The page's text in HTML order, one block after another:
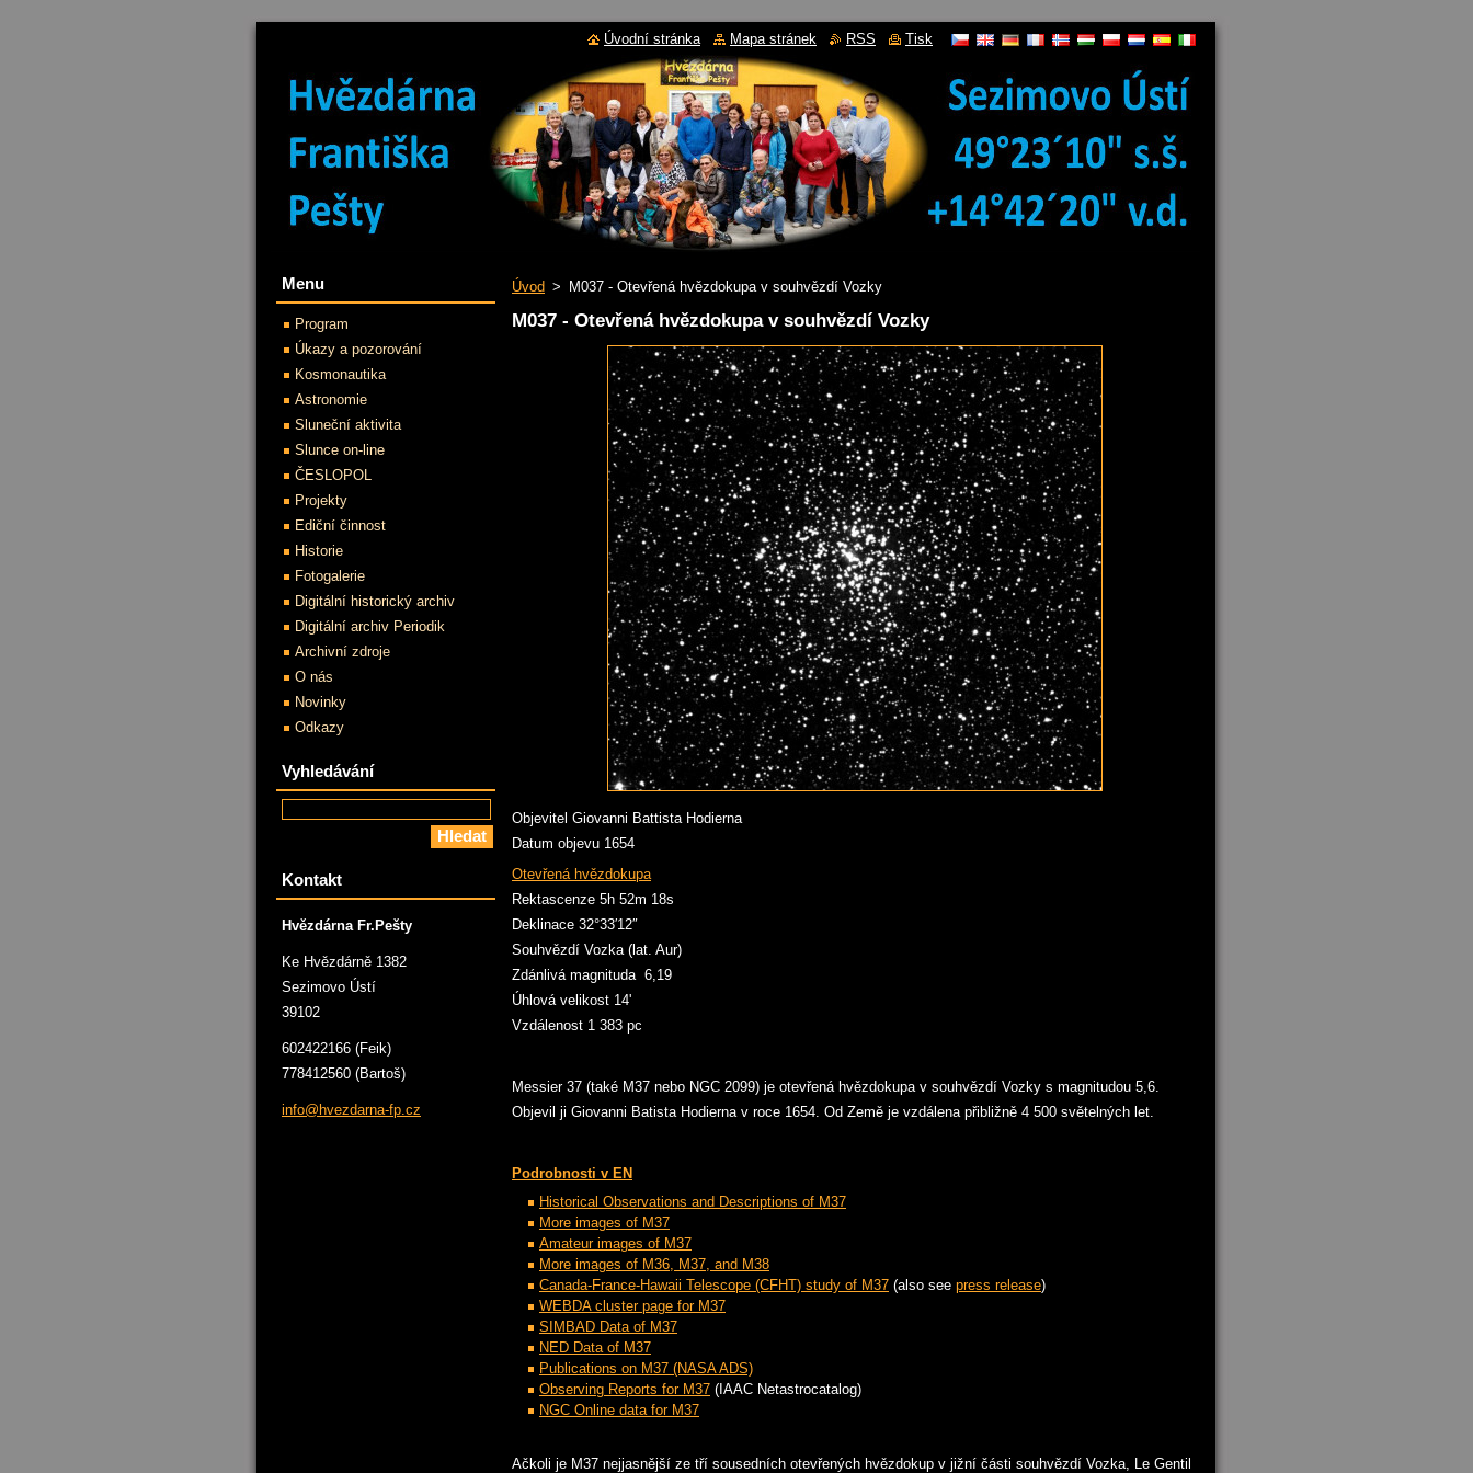
Úvod > M037 - Otevřená hvězdokupa v souhvězdí Vozky
M037 - Otevřená hvězdokupa v souhvězdí Vozky
Objevitel Giovanni Battista Hodierna
Datum objevu 1654
Otevřená hvězdokupa
Rektascenze 5h 52m 18s
Deklinace 32°33′12″
Souhvězdí Vozka (lat. Aur)
Zdánlivá magnituda 6,19
Úhlová velikost 14'
Vzdálenost 1 383 pc
Messier 37 (také M37 nebo NGC 2099) je otevřená hvězdokupa v souhvězdí Vozky s magnitudou 5,6.
Objevil ji Giovanni Batista Hodierna v roce 1654. Od Země je vzdálena přibližně 4 500 světelných let.
Podrobnosti v EN
Historical Observations and Descriptions of M37
More images of M37
Amateur images of M37
More images of M36, M37, and M38
Canada-France-Hawaii Telescope (CFHT) study of M37 (also see press release)
WEBDA cluster page for M37
SIMBAD Data of M37
NED Data of M37
Publications on M37 (NASA ADS)
Observing Reports for M37 (IAAC Netastrocatalog)
NGC Online data for M37
Ačkoli je M37 nejjasnější ze tří sousedních otevřených hvězdokup v jižní části souhvězdí Vozka, Le Gentil
Menu
Program
Úkazy a pozorování
Kosmonautika
Astronomie
Sluneční aktivita
Slunce on-line
ČESLOPOL
Projekty
Ediční činnost
Historie
Fotogalerie
Digitální historický archiv
Digitální archiv Periodik
Archivní zdroje
O nás
Novinky
Odkazy
Vyhledávání
Kontakt
Hvězdárna Fr.Pešty
Ke Hvězdárně 1382
Sezimovo Ústí
39102
602422166 (Feik)
778412560 (Bartoš)
info@hvezdarna-fp.cz
Úvodní stránka Mapa stránek RSS Tisk